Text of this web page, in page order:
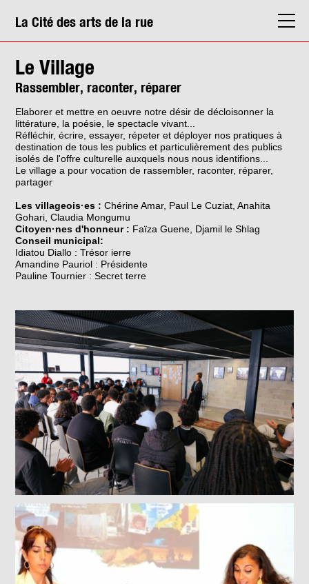
La Cité
Agenda
Actions & médiation
Structures
Info. pratiques
La Cité des arts de la rue
Le Village
Rassembler, raconter, réparer
Elaborer et mettre en oeuvre notre désir de décloisonner la
littérature, la poésie, le spectacle vivant...
Réfléchir, écrire, essayer, répeter et déployer nos pratiques à
destination de tous les publics et particulièrement des publics
isolés de l'offre culturelle auxquels nous nous identifions...
Le village a pour vocation de rassembler, raconter, réparer,
partager
Les villageois·es : Chérine Amar, Paul Le Cuziat, Anahita
Gohari, Claudia Mongumu
Citoyen·nes d'honneur : Faïza Guene, Djamil le Shlag
Conseil municipal:
Idiatou Diallo : Trésor ierre
Amandine Pauriol : Présidente
Pauline Tournier : Secret terre